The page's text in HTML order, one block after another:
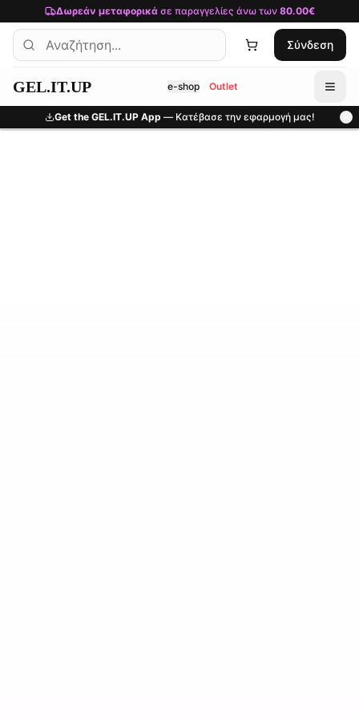
Μετάβαση στο κύριο περιεχόμενο
Δωρεάν μεταφορικάσε παραγγελίες άνω των 80.00€
Σύνδεση
GEL.IT.UP e-shop Outlet
Get the GEL.IT.UP App — Κατέβασε την εφαρμογή μας!